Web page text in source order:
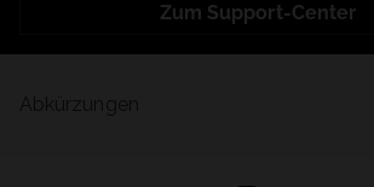
Zum Support-Center